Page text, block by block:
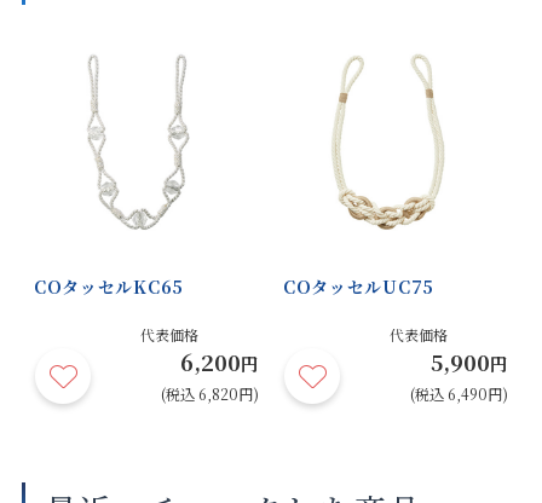
COタッセルKC65
代表価格
6,200円
(税込 6,820円)
COタッセルUC75
代表価格
5,900円
(税込 6,490円)